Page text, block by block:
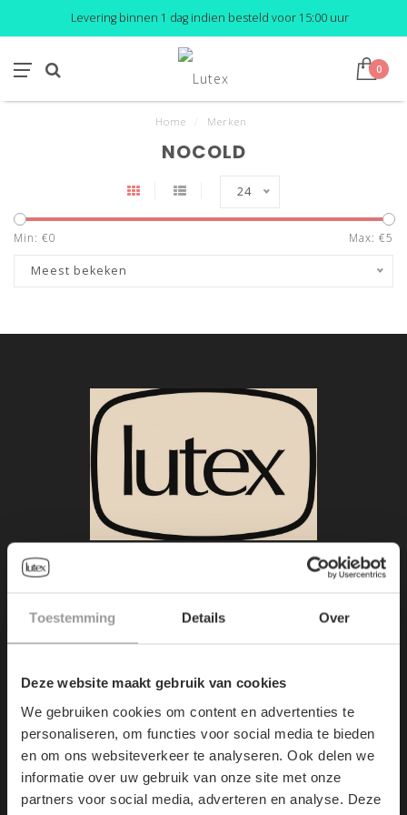
Toestemming Details Over
Deze website maakt gebruik van cookies
We gebruiken cookies om content en advertenties te
personaliseren, om functies voor social media te bieden
en om ons websiteverkeer te analyseren. Ook delen we
informatie over uw gebruik van onze site met onze
partners voor social media, adverteren en analyse. Deze
Levering binnen 1 dag indien besteld voor 15:00 uur
0
Home Merken
NOCOLD
24
Min: €0 Max: €5
Meest bekeken
Demerstraat 7
info@lutex.be